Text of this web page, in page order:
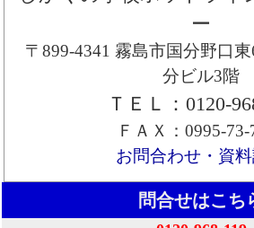
ー
〒899-4341 霧島市国分野口
分ビル3階
ＴＥＬ：0120-
ＦＡＸ：0995-73-
お問合わせ・資
問合せはこち